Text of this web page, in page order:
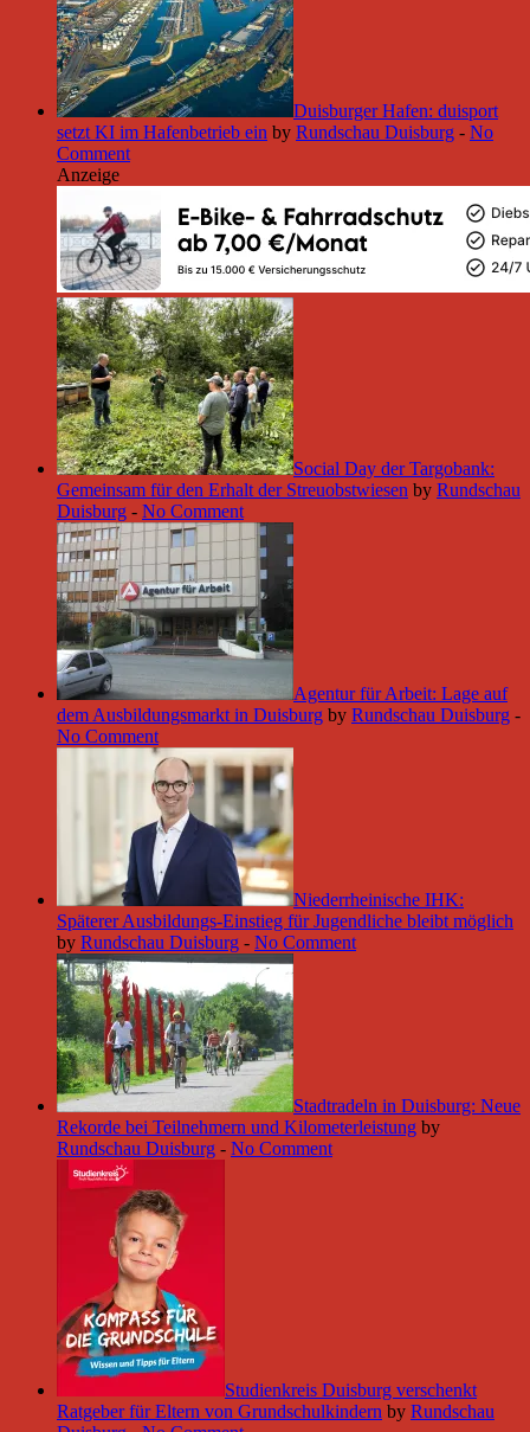
Duisburger Hafen: duisport
setzt KI im Hafenbetrieb ein by Rundschau Duisburg - No
Comment
Anzeige
Social Day der Targobank:
Gemeinsam für den Erhalt der Streuobstwiesen by Rundschau
Duisburg - No Comment
Agentur für Arbeit: Lage auf
dem Ausbildungsmarkt in Duisburg by Rundschau Duisburg -
No Comment
Niederrheinische IHK:
Späterer Ausbildungs-Einstieg für Jugendliche bleibt möglich
by Rundschau Duisburg - No Comment
Stadtradeln in Duisburg: Neue
Rekorde bei Teilnehmern und Kilometerleistung by
Rundschau Duisburg - No Comment
Studienkreis Duisburg verschenkt
Ratgeber für Eltern von Grundschulkindern by Rundschau